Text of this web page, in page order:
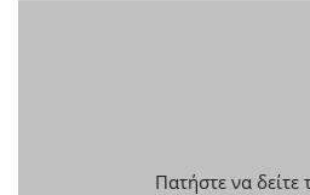
Πατήστε να δείτε